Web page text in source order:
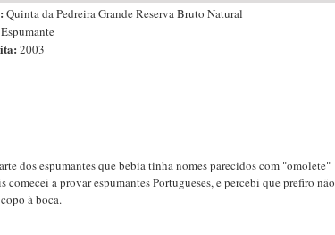
Quinta da Pedreira Grande Reserva Bruto Natural
Espumante
2003
dos espumantes que bebia tinha nomes parecidos com "omolete"
a provar espumantes Portugueses, e percebi que prefiro não
à boca.
Bruto Natural 2003